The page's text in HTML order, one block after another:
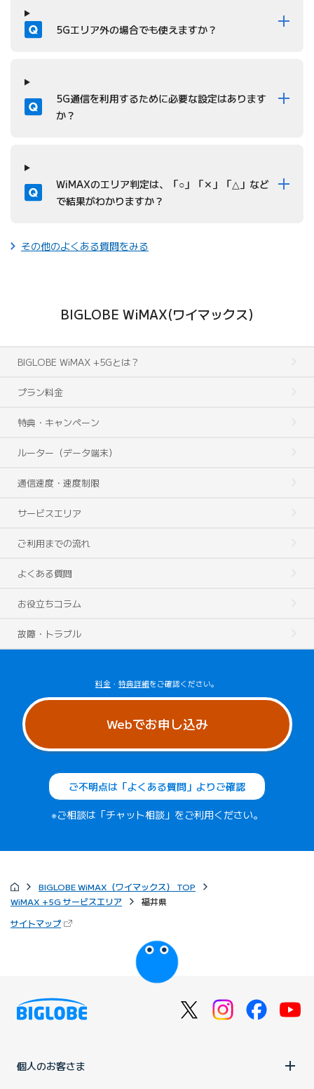
質問 5Gエリア外の場合でも使えますか？
質問
5G通信を利用するために必要な設定はあります
か？
質問
WiMAXのエリア判定は、「○」「✕」「△」など
で結果がわかりますか？
その他のよくある質問をみる
BIGLOBE WiMAX(ワイマックス)
BIGLOBE WiMAX +5Gとは？
プラン料金
特典・キャンペーン
ルーター（データ端末）
通信速度・速度制限
サービスエリア
ご利用までの流れ
よくある質問
お役立ちコラム
故障・トラブル
料金 ・ 特典詳細をご確認ください。
Webでお申し込み
ご不明点は「よくある質問」よりご確認
※ご相談は「チャット相談」をご利用ください。
BIGLOBE WiMAX（ワイマックス） TOP
WiMAX +5G サービスエリア
福井県
サイトマップ（新しいタブで開きます）
個人のお客さま